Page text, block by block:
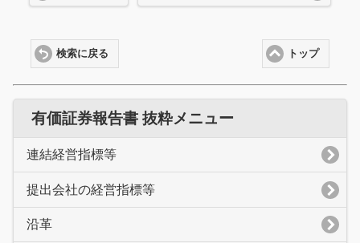
トップ
検索に戻る
有価証券報告書 抜粋メニュー
連結経営指標等
提出会社の経営指標等
沿革